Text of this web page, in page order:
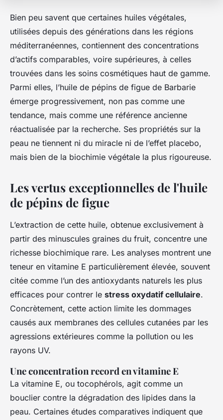
Bien peu savent que certaines huiles végétales,
utilisées depuis des générations dans les régions
méditerranéennes, contiennent des concentrations
d’actifs comparables, voire supérieures, à celles
trouvées dans les soins cosmétiques haut de gamme.
Parmi elles, l’huile de pépins de figue de Barbarie
émerge progressivement, non pas comme une
tendance, mais comme une référence ancienne
réactualisée par la recherche. Ses propriétés sur la
peau ne tiennent ni du miracle ni de l’effet placebo,
mais bien de la biochimie végétale la plus rigoureuse.
Les vertus exceptionnelles de l'huile
de pépins de figue
L’extraction de cette huile, obtenue exclusivement à
partir des minuscules graines du fruit, concentre une
richesse biochimique rare. Les analyses montrent une
teneur en vitamine E particulièrement élevée, souvent
citée comme l’un des antioxydants naturels les plus
efficaces pour contrer le stress oxydatif cellulaire.
Concrètement, cette action limite les dommages
causés aux membranes des cellules cutanées par les
agressions extérieures comme la pollution ou les
rayons UV.
Une concentration record en vitamine E
La vitamine E, ou tocophérols, agit comme un
bouclier contre la dégradation des lipides dans la
peau. Certaines études comparatives indiquent que